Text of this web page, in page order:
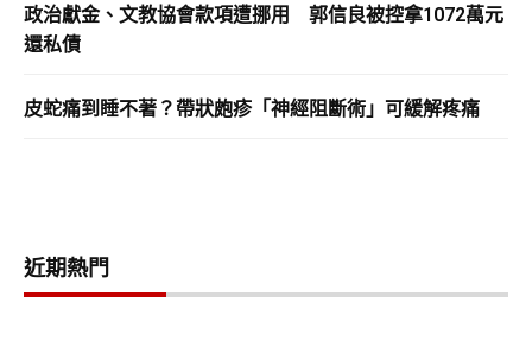
政治獻金、文教協會款項遭挪用 郭信良被控拿1072萬元
還私債
皮蛇痛到睡不著？帶狀皰疹「神經阻斷術」可緩解疼痛
近期熱門